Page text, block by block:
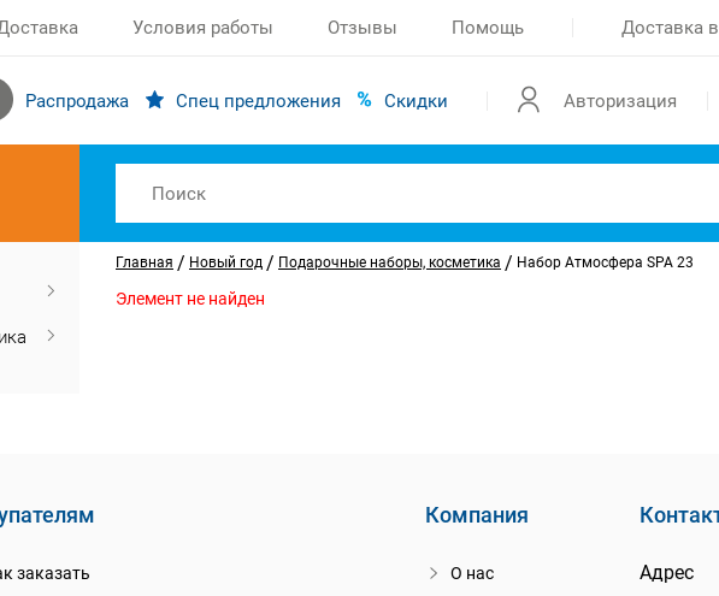
Условия работы Отзывы Помощь Доставка в
Распродажа Спец предложения Скидки Авторизация
Главная / Новый год / Подарочные наборы, косметика / Набор Атмосфера SPA 23
Элемент не найден
заказать
Компания
О нас Адрес